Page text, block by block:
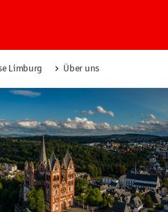
Limburg Über uns